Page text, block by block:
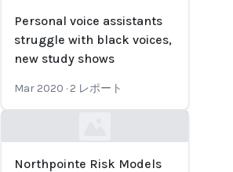
Personal voice assistants
struggle with black voices,
new study shows
Mar 2020 · 2 レポート
Northpointe Risk Models